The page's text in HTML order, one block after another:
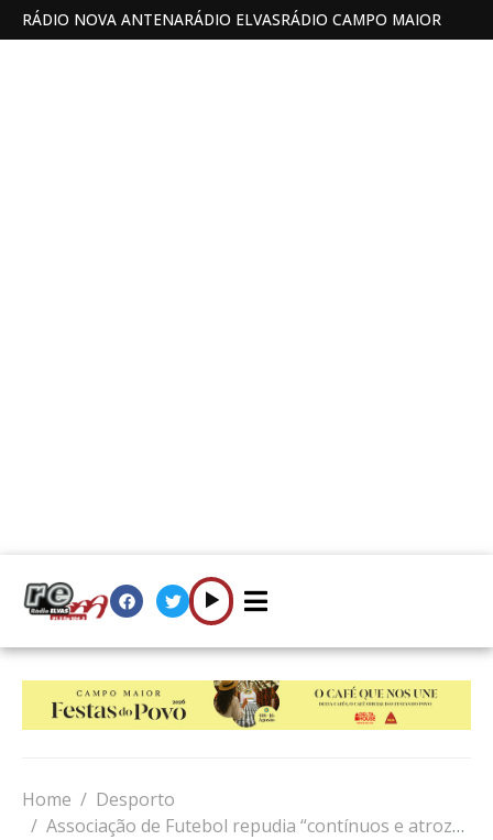
RÁDIO NOVA ANTENARÁDIO ELVASRÁDIO CAMPO MAIOR
Home
Desporto
Associação de Futebol repudia “contínuos e atrozes” ataques